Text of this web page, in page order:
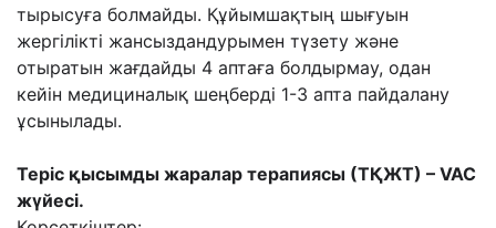
тырысуға болмайды. Құйымшақтың шығуын
жергілікті жансыздандурымен түзету және
отыратын жағдайды 4 аптаға болдырмау, одан
кейін медициналық шеңберді 1-3 апта пайдалану
ұсынылады.
Теріс қысымды жаралар терапиясы (ТҚЖТ) – VAC
жүйесі.